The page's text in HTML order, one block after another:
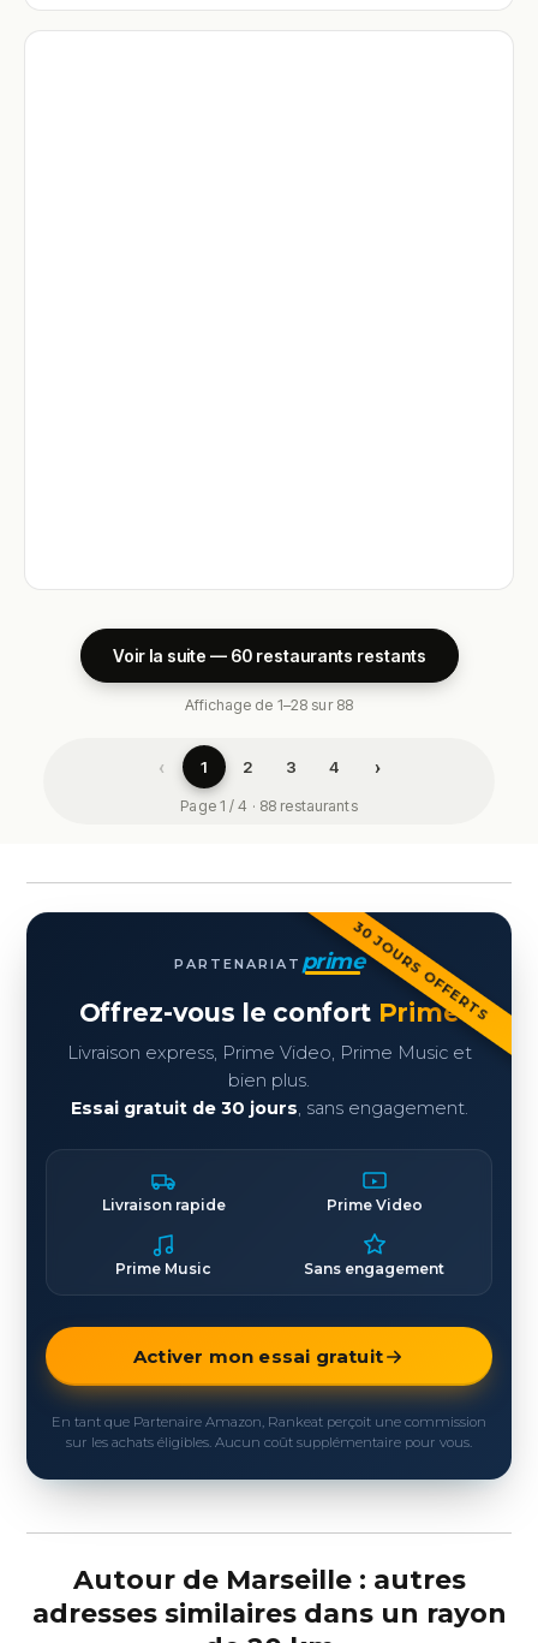
Voir la suite — 60 restaurants restants
Affichage de 1–28 sur 88
‹ 1 2 3 4 ›
Page 1 / 4 · 88 restaurants
30 JOURS OFFERTS
PARTENARIAT prime
Offrez-vous le confort Prime
Livraison express, Prime Video, Prime Music et
bien plus.
Essai gratuit de 30 jours, sans engagement.
Livraison rapide Prime Video
Prime Music Sans engagement
Activer mon essai gratuit
En tant que Partenaire Amazon, Rankeat perçoit une commission
sur les achats éligibles. Aucun coût supplémentaire pour vous.
Autour de Marseille : autres
adresses similaires dans un rayon